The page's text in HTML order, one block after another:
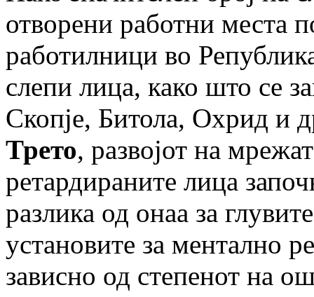
отворени работни места
работилници во
слепи лица, како што се
Скопје, Битола, Охрид и
Трето, развојот на
ретардираните лица
разлика од онаа за
установите за ментално
зависно од степенот на